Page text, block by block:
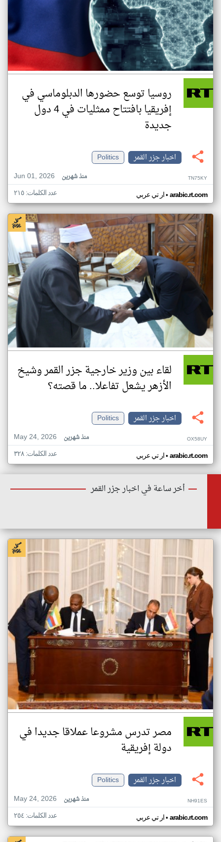
روسيا توسع حضورها الدبلوماسي في
إفريقيا بافتتاح ممثليات في 4 دول
جديدة
اخبار جزر القمر
Politics
Jun 01, 2026
منذ شهرين TN75KY
ار تي عربي• arabic.rt.com عدد الكلمات: ٢١٥
لقاء بين وزير خارجية جزر القمر وشيخ
الأزهر يشعل تفاعلا.. ما قصته؟
اخبار جزر القمر
Politics
May 24, 2026
منذ شهرين OX58UY
ار تي عربي• arabic.rt.com عدد الكلمات: ٣٢٨
أخر ساعة في اخبار جزر القمر
مصر تدرس مشروعا عملاقا جديدا في
دولة إفريقية
اخبار جزر القمر
Politics
May 24, 2026
منذ شهرين NH91ES
ار تي عربي• arabic.rt.com عدد الكلمات: ٢٥٤